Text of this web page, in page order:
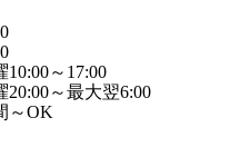
～17:00
～最大翌6:00
～OK